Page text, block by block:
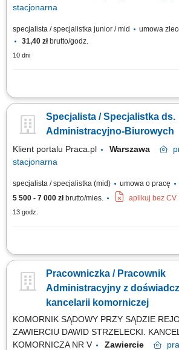
stacjonarna
specjalista / specjalistka junior / mid umowa
31,40 złbrutto/godz.
10 dni
Opis stanowiska Wsparcie zespołu w
aktualizacja informacji w systemach firmowych.
archiwizacja i przygotowywanie dokumentacji.
Specjalista / Specjalistka ds.
Administracyjno-Biurowych
Klient portalu Praca.pl Warszawa
stacjonarna
specjalista / specjalistka (mid) umowa o pracę
5 500 - 7 000 złbrutto/mies. aplikuj bez CV
13 godz.
Obsługa systemów informatycznych
Obsługa zamówień oraz wsparcie klientów
procedurami. Przygotowywanie raportów i
archiwizacja dokumentacji....
Pracowniczka / Pracownik
Administracyjny z
kancelarii komorniczej
KOMORNIK SĄDOWY PRZY SĄDZIE
ZAWIERCIU DAWID STRZELECKI.
KOMORNICZA NR V
Zawiercie